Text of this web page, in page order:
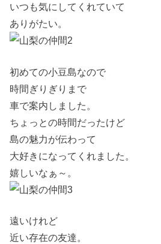
いつも気にしてくれていて
ありがたい。
初めての小豆島なので
時間ぎりぎりまで
車で案内しました。
ちょっとの時間だったけど
島の魅力が伝わって
大好きになってくれました。
嬉しいなぁ～。
遠いけれど
近い存在の友達。